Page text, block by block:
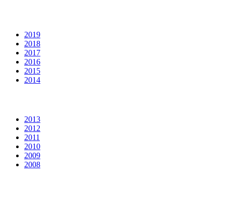
2019
2018
2017
2016
2015
2014
2013
2012
2011
2010
2009
2008